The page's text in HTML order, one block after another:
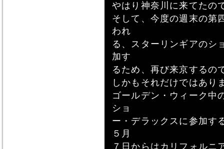
やはり神奈川に来てたの
そして、今度の週末の第
われ
る、スターリンギアのシ
加す
るため、再び来京するの
しかもそれだけではあり
ゴールデン・ウィーク中
ショ
ー・デラックスに参加す
５月
７日からはカリフォルニ